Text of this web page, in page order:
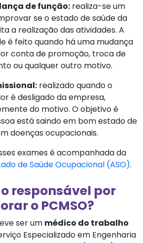
de função: realiza-se um
se o estado de saúde da
a realização das atividades. A
é feito quando há uma mudança
conta de promoção, troca de
ou qualquer outro motivo.
realizado quando o
é desligado da empresa,
do motivo. O objetivo é
está saindo em bom estado de
doenças ocupacionais.
exames é acompanhada da
de Saúde Ocupacional (ASO).
responsável por
o PCMSO?
ser um médico do trabalho
Especializado em Engenharia